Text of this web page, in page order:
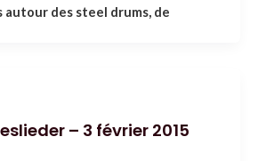
autour des steel drums, de
– 3 février 2015